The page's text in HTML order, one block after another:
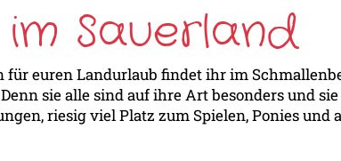
Sauerland
euren Landurlaub findet ihr im
sie alle sind auf ihre Art besonders und
riesig viel Platz zum Spielen, Ponies und